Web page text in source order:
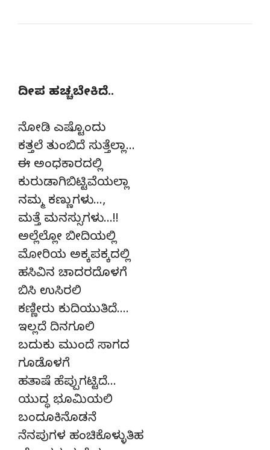
ದೀಪ ಹಚ್ಚಬೇಕಿದೆ..
ನೋಡಿ ಎಷ್ಟೊಂದು
ಕತ್ತಲೆ ತುಂಬಿದೆ ಸುತ್ತೆಲ್ಲಾ…
ಈ ಅಂಧಕಾರದಲ್ಲಿ
ಕುರುಡಾಗಿಬಿಟ್ಟಿವೆಯಲ್ಲಾ
ನಮ್ಮ ಕಣ್ಣುಗಳು…,
ಮತ್ತೆ ಮನಸ್ಸುಗಳು…!!
ಅಲ್ಲೆಲ್ಲೋ ಬೀದಿಯಲ್ಲಿ
ಮೋರಿಯ ಅಕ್ಕಪಕ್ಕದಲ್ಲಿ
ಹಸಿವಿನ ಚಾದರದೊಳಗೆ
ಬಿಸಿ ಉಸಿರಲಿ
ಕಣ್ಣೀರು ಕುದಿಯುತಿದೆ….
ಇಲ್ಲದೆ ದಿನಗೂಲಿ
ಬದುಕು ಮುಂದೆ ಸಾಗದ
ಗೂಡೊಳಗೆ
ಹತಾಷೆ ಹೆಪ್ಪುಗಟ್ಟಿದೆ…
ಯುದ್ಧ ಭೂಮಿಯಲಿ
ಬಂದೂಕಿನೊಡನೆ
ನೆನಪುಗಳ ಹಂಚಿಕೊಳ್ಳುತಿಹ